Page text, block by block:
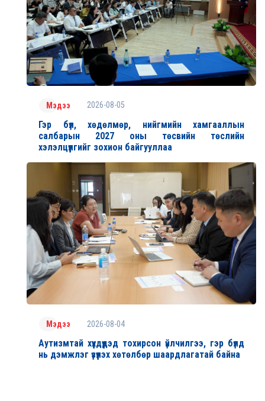
Мэдээ 2026-08-05
Гэр бүл, хөдөлмөр, нийгмийн хамгааллын
салбарын 2027 оны төсвийн төслийн
хэлэлцүүлгийг зохион байгууллаа
Мэдээ 2026-08-04
Аутизмтай хүүхдүүдэд тохирсон үйлчилгээ, гэр бүлд
нь дэмжлэг үзүүлэх хөтөлбөр шаардлагатай байна